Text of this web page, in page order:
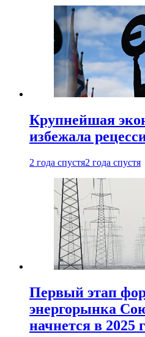
Крупнейшая
избежала
2 года спустя2 года спустя
Первый этап
энергорынка
начнется в 2025